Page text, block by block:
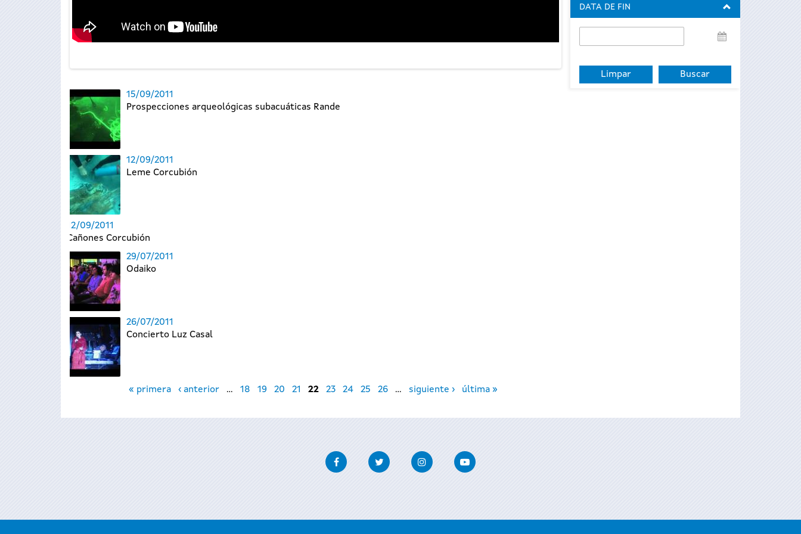
15/09/2011
Prospecciones arqueológicas subacuáticas Rande
12/09/2011
Leme Corcubión
12/09/2011
Cañones Corcubión
29/07/2011
Odaiko
26/07/2011
Concierto Luz Casal
« primera ‹ anterior … 18 19 20 21 22 23 24 25 26 … siguiente › última »
DATA DE FIN
de
FacebookTwitter InstagramYoutube